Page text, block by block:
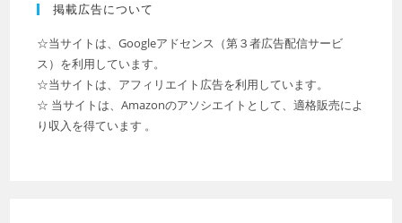
掲載広告について
☆当サイトは、Googleアドセンス（第３者広告配信サービ
ス）を利用しています。
☆当サイトは、アフィリエイト広告を利用しています。
☆ 当サイトは、Amazonのアソシエイトとして、適格販売によ
り収入を得ています 。